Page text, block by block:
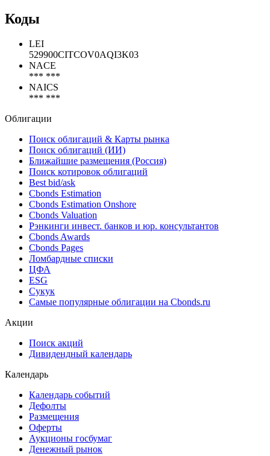
Коды
LEI
529900CITCOV0AQI3K03
NACE
*** ***
NAICS
*** ***
Облигации
Поиск облигаций & Карты рынка
Поиск облигаций (ИИ)
Ближайшие размещения (Россия)
Поиск котировок облигаций
Best bid/ask
Cbonds Estimation
Cbonds Estimation Onshore
Cbonds Valuation
Рэнкинги инвест. банков и юр. консультантов
Cbonds Awards
Cbonds Pages
Ломбардные списки
ЦФА
ESG
Сукук
Самые популярные облигации на Cbonds.ru
Акции
Поиск акций
Дивидендный календарь
Календарь
Календарь событий
Дефолты
Размещения
Оферты
Аукционы госбумаг
Денежный рынок